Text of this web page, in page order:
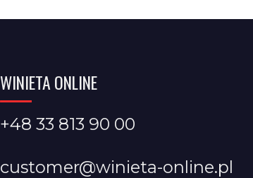
WINIETA ONLINE
+48 33 813 90 00
customer@winieta-online.pl